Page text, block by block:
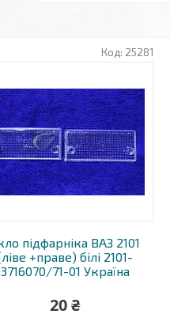
25281
підфарніка ВАЗ 2101
+праве) білі 2101-
3716070/71-01 Україна
20 ₴